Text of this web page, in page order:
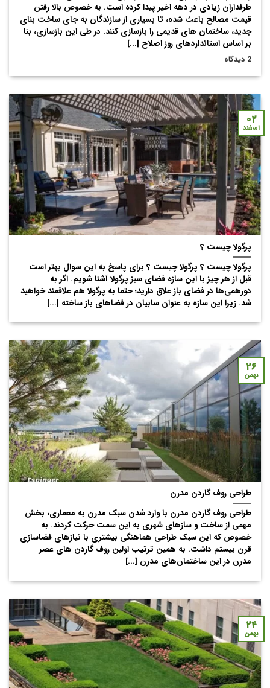
طرفداران زیادی در دهه اخیر پیدا کرده است. به خصوص بالا رفتن
قیمت مصالح باعث شده، تا بسیاری از سازندگان به جای ساخت بنای
جدید، ساختمان های قدیمی را بازسازی کنند. در طی این بازسازی، بنا
بر اساس استانداردهای روز اصلاح [...]
2 دیدگاه
پرگولا چیست ؟
پرگولا چیست ؟ پرگولا چیست ؟ برای پاسخ به این سوال بهتر است
قبل از هر چیز با این سازه فضای سبز پرگولا آشنا شویم. اگر به
دورهمی‌ها در فضای باز علاق دارید؛ حتما به پرگولا هم علاقمند خواهید
شد. زیرا این سازه‌ به عنوان سابیان در فضاهای باز ساخته [...]
۰۲
اسفند
طراحی روف گاردن مدرن
طراحی روف گاردن مدرن با وارد شدن سبک مدرن به معماری، بخش
مهمی از ساخت و سازهای شهری به این سمت حرکت کردند. به
خصوص که این سبک طراحی هماهنگی بیشتری با نیازهای فضاسازی
قرن بیستم داشت. به همین ترتیب اولین روف گاردن های عصر
مدرن در این ساختمان‌های مدرن [...]
۲۶
بهمن
۲۴
بهمن